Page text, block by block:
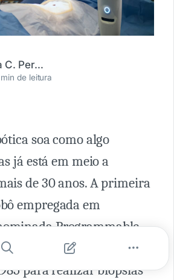
Fernanda C. Perin Câmara
de leitura
soa como algo
já está em meio a
de 30 anos. A primeira
empregada em
Programmable
for Assembly, foi
para realizar biópsias